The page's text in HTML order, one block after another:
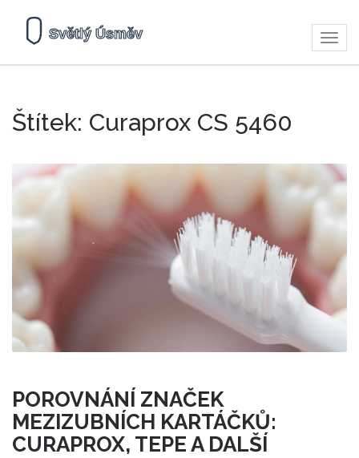
Štítek: Curaprox CS 5460
POROVNÁNÍ ZNAČEK
MEZIZUBNÍCH KARTÁČKŮ:
CURAPROX, TEPE A DALŠÍ